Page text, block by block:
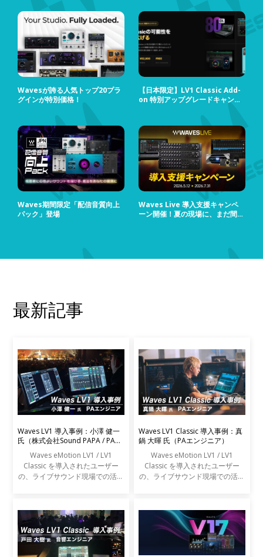
Wavesが誇る人気トップ20プラ
グインが特別価格！
【日本限定】LV1 Classic Add-
on 特別アップグレードキャンペ
Waves期間限定「配信音質向上
パック」登場
Waves Live 導入支援キャンペ
ーン開催！夏の現場に、まだ間に
最新記事
Waves LV1 導入事例：小澤 健一
氏（株式会社Sound PAPA / PAエ
Waves eMotion LV1 / LV1
Classic を導入されたユーザー
の、ライブサウンド現場での活用
Waves LV1 Classic 導入事例：真
鍋 大暉 氏（PAエンジニア）
Waves eMotion LV1 / LV1
Classic を導入されたユーザー
の、ライブサウンド現場での活用